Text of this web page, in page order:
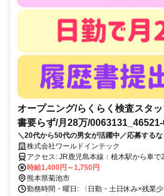
オープニング/らくらく検査スタ
書要らず/月28万/
＼20代から50代の男女が活躍中／応募する
OK！「履歴書ナシで応募OK！」
株式会社ワールドインテック
アクセス: JR鹿児島本線：植木駅から車で25分 熊本電気鉄道菊池線：
御代志駅から車で15分 ＊車・バイク通勤
費規定支給 ＼こんなエリアから通勤している先輩も／ 菊池市・山鹿
市・合志市・熊本市北区 玉名市・玉名郡
時給1,400円～1,750円
熊本県菊池市
勤務時間・曜日: 〈日勤・土日休み×残業